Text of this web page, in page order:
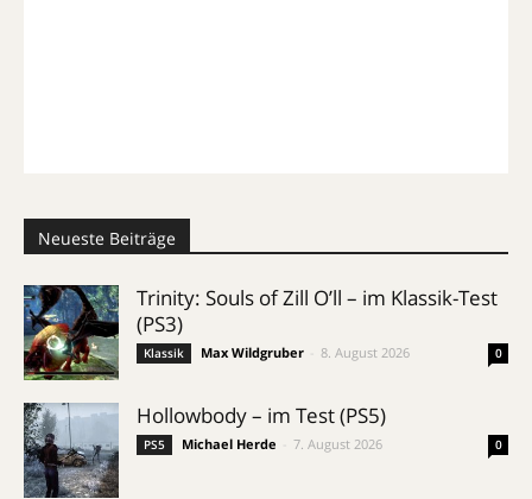
Neueste Beiträge
Trinity: Souls of Zill O’ll – im Klassik-Test
(PS3)
Klassik Max Wildgruber 8. August 2026 0
Hollowbody – im Test (PS5)
PS5 Michael Herde 7. August 2026 0